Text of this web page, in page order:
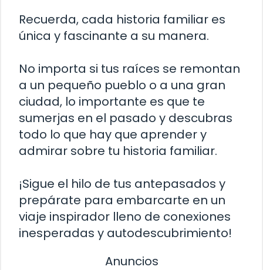
Recuerda, cada historia familiar es
única y fascinante a su manera.
No importa si tus raíces se remontan
a un pequeño pueblo o a una gran
ciudad, lo importante es que te
sumerjas en el pasado y descubras
todo lo que hay que aprender y
admirar sobre tu historia familiar.
¡Sigue el hilo de tus antepasados y
prepárate para embarcarte en un
viaje inspirador lleno de conexiones
inesperadas y autodescubrimiento!
Anuncios